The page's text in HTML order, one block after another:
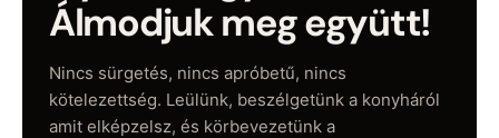
Álmodjuk meg együtt!
Nincs sürgetés, nincs apróbetű, nincs
kötelezettség. Leülünk, beszélgetünk a konyháról
amit elképzelsz, és körbevezetünk a